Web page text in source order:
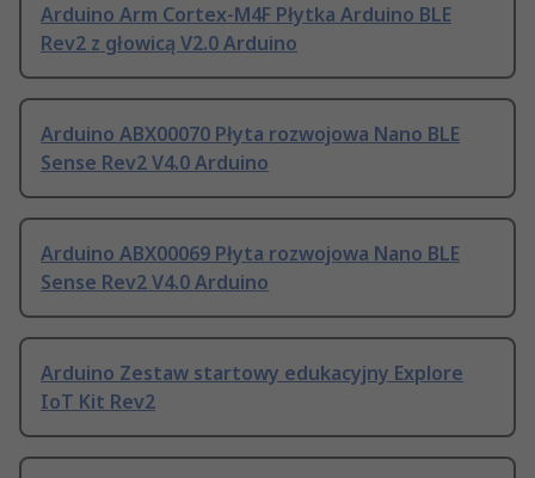
Arduino Arm Cortex-M4F Płytka Arduino BLE
Rev2 z głowicą V2.0 Arduino
Arduino ABX00070 Płyta rozwojowa Nano BLE
Sense Rev2 V4.0 Arduino
Arduino ABX00069 Płyta rozwojowa Nano BLE
Sense Rev2 V4.0 Arduino
Arduino Zestaw startowy edukacyjny Explore
IoT Kit Rev2